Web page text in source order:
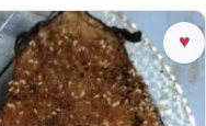
♥